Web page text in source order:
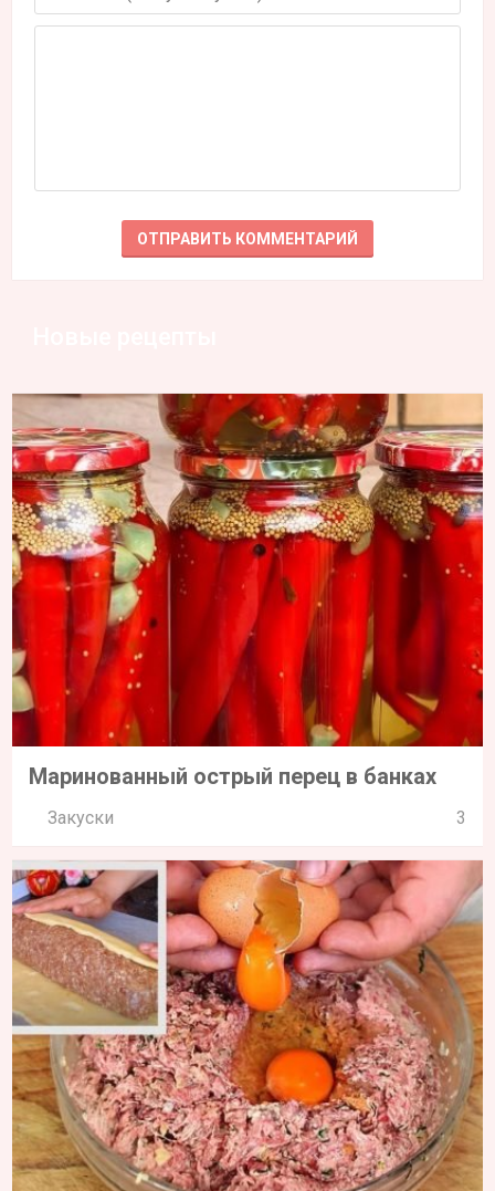
Маринованный острый перец в банках
Закуски 3